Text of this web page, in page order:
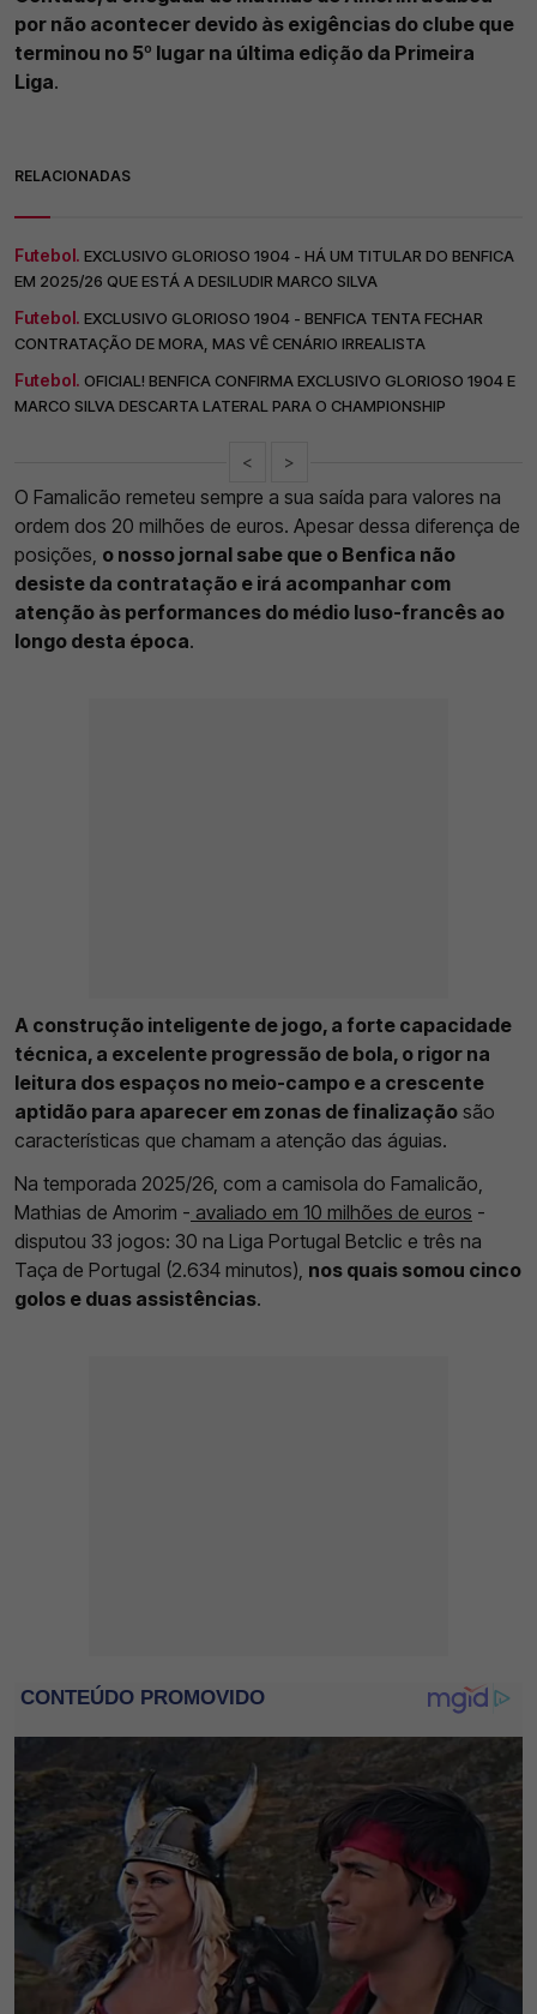
por não acontecer devido às exigências do clube que
terminou no 5º lugar na última edição da Primeira
Liga.
RELACIONADAS
Futebol. EXCLUSIVO GLORIOSO 1904 - HÁ UM TITULAR DO BENFICA
EM 2025/26 QUE ESTÁ A DESILUDIR MARCO SILVA
Futebol. EXCLUSIVO GLORIOSO 1904 - BENFICA TENTA FECHAR
CONTRATAÇÃO DE MORA, MAS VÊ CENÁRIO IRREALISTA
Futebol. OFICIAL! BENFICA CONFIRMA EXCLUSIVO GLORIOSO 1904 E
MARCO SILVA DESCARTA LATERAL PARA O CHAMPIONSHIP
< >
O Famalicão remeteu sempre a sua saída para valores na
ordem dos 20 milhões de euros. Apesar dessa diferença de
posições, o nosso jornal sabe que o Benfica não
desiste da contratação e irá acompanhar com
atenção às performances do médio luso-francês ao
longo desta época.
A construção inteligente de jogo, a forte capacidade
técnica, a excelente progressão de bola, o rigor na
leitura dos espaços no meio-campo e a crescente
aptidão para aparecer em zonas de finalização são
características que chamam a atenção das águias.
Na temporada 2025/26, com a camisola do Famalicão,
Mathias de Amorim - avaliado em 10 milhões de euros -
disputou 33 jogos: 30 na Liga Portugal Betclic e três na
Taça de Portugal (2.634 minutos), nos quais somou cinco
golos e duas assistências.